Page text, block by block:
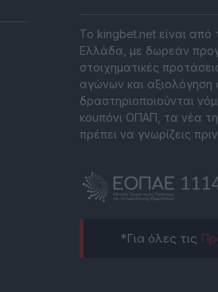
Το kingbet.net είναι από
Ελλάδα, με δωρεάν
στοιχηματικές
αγώνων και αξιολόγηση
δραστηριοποιούνται
κουπόνι ΟΠΑΠ, τα νέα
πρέπει να γνωρίζεις
*Για όλες τις